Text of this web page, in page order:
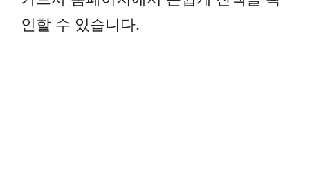
인할 수 있습니다.